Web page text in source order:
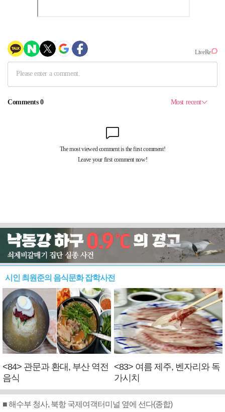
시인 최원준의 음식문화 잡학사전
<84> 관문과 환대, 부산 역전
음식
<83> 여름 제주, 벤자리와 독
가시치
■ 해수부 청사, 북항 국제여객터미널 옆에 선다(종합)